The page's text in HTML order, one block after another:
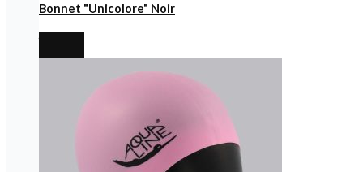
Bonnet "Unicolore" Noir